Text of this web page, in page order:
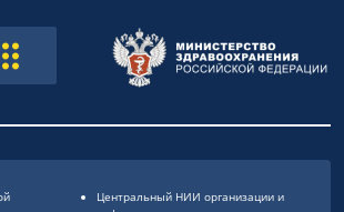
Центральный НИИ организации и